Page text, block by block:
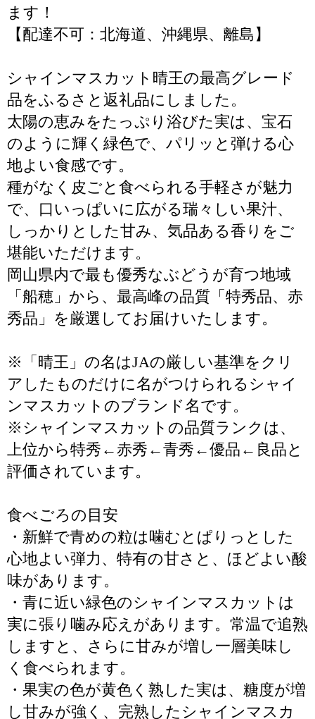
ます！
【配達不可：北海道、沖縄県、離島】
シャインマスカット晴王の最高グレード
品をふるさと返礼品にしました。
太陽の恵みをたっぷり浴びた実は、宝石
のように輝く緑色で、パリッと弾ける心
地よい食感です。
種がなく皮ごと食べられる手軽さが魅力
で、口いっぱいに広がる瑞々しい果汁、
しっかりとした甘み、気品ある香りをご
堪能いただけます。
岡山県内で最も優秀なぶどうが育つ地域
「船穂」から、最高峰の品質「特秀品、赤
秀品」を厳選してお届けいたします。
※「晴王」の名はJAの厳しい基準をクリ
アしたものだけに名がつけられるシャイ
ンマスカットのブランド名です。
※シャインマスカットの品質ランクは、
上位から特秀←赤秀←青秀←優品←良品と
評価されています。
食べごろの目安
・新鮮で青めの粒は噛むとぱりっとした
心地よい弾力、特有の甘さと、ほどよい酸
味があります。
・青に近い緑色のシャインマスカットは
実に張り噛み応えがあります。常温で追熟
しますと、さらに甘みが増し一層美味し
く食べられます。
・果実の色が黄色く熟した実は、糖度が増
し甘みが強く、完熟したシャインマスカ